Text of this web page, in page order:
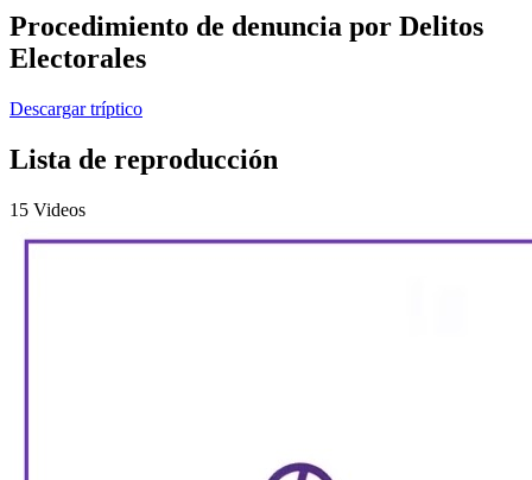
Procedimiento de denuncia por Delitos
Electorales
Descargar tríptico
Lista de reproducción
15 Videos